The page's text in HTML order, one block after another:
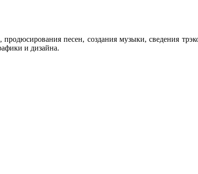
продюсирования песен, создания музыки, сведения
и дизайна.